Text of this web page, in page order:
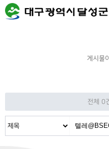
게시물
전체 0